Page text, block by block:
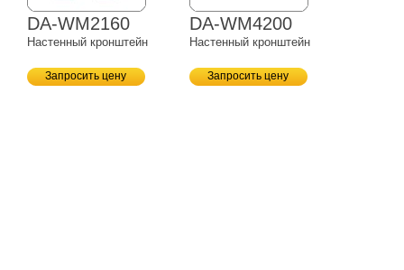
DA-WM2160
Настенный кронштейн
Запросить цену
DA-WM4200
Настенный кронштейн
Запросить цену